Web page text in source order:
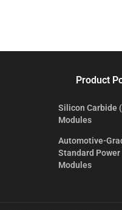
Product
Silicon Carbide
Modules
Automotive-
Standard Power
Modules